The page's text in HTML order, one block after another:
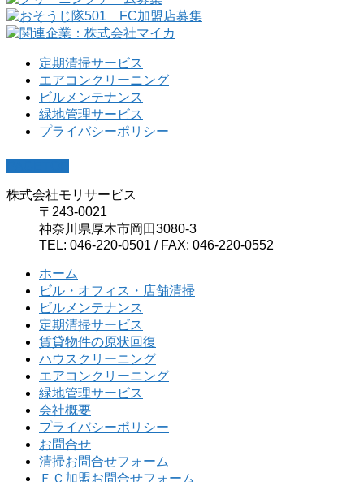
定期清掃サービス
エアコンクリーニング
ビルメンテナンス
緑地管理サービス
プライバシーポリシー
株式会社モリサービス
〒243-0021
神奈川県厚木市岡田3080-3
TEL: 046-220-0501 / FAX: 046-220-0552
ホーム
ビル・オフィス・店舗清掃
ビルメンテナンス
定期清掃サービス
賃貸物件の原状回復
ハウスクリーニング
エアコンクリーニング
緑地管理サービス
会社概要
プライバシーポリシー
お問合せ
清掃お問合せフォーム
ＦＣ加盟お問合せフォーム